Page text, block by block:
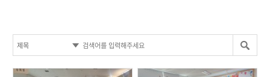
작성자 작성자